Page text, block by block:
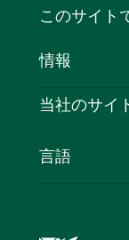
ス
ッ
タ
お問い合わせ
クッキーに関
このサイト
目的地
イベント
情報
旅行情報
NSWでのビジ
当社のサイ
言語